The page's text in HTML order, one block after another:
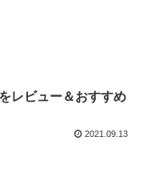
レビュー＆おすすめ
2021.09.13